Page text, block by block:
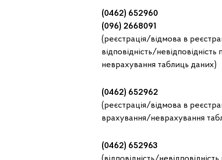
(0462) 652960
(096) 2668091
(реєстрація/відмова в
відповідність/
неврахування таблиць даних)
(0462) 652962
(реєстрація/відмова в
врахування/неврахування
(0462) 652963